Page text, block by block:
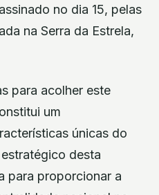
no dia 15, pelas
na Serra da Estrela,
para acolher este
um
únicas do
desta
para proporcionar a